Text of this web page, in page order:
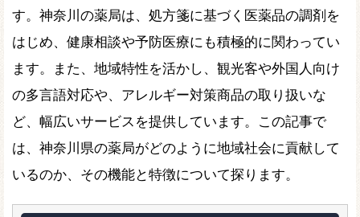
す。神奈川の薬局は、処方箋に基づく医薬品の調剤を
はじめ、健康相談や予防医療にも積極的に関わってい
ます。また、地域特性を活かし、観光客や外国人向け
の多言語対応や、アレルギー対策商品の取り扱いな
ど、幅広いサービスを提供しています。この記事で
は、神奈川県の薬局がどのように地域社会に貢献して
いるのか、その機能と特徴について探ります。